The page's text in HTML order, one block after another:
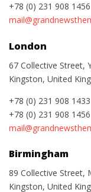
+78 (0) 231 908 1456
London
67 Collective Street,
Kingston, United
+78 (0) 231 908 1433
+78 (0) 231 908 1456
Birmingham
89 Collective Street,
Kingston, United